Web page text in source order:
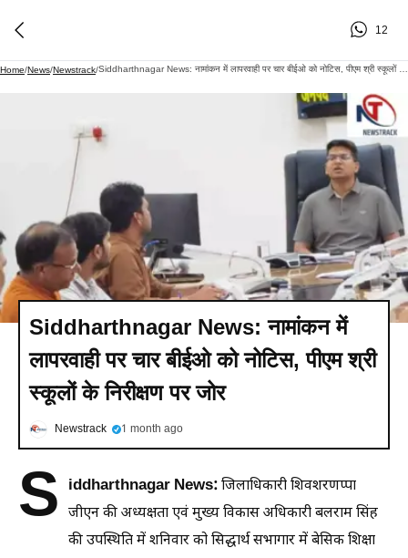
12
Home/News/Newstrack/
Siddharthnagar News: नामांकन में
लापरवाही पर चार बीईओ को नोटिस, पीएम श्री
स्कूलों के निरीक्षण पर जोर
Newstrack 1 month ago
S iddharthnagar News:जिलाधिकारी शिवशरणप्पा
जीएन की अध्यक्षता एवं मुख्य विकास अधिकारी बलराम सिंह
की उपस्थिति में शनिवार को सिद्धार्थ सभागार में बेसिक शिक्षा